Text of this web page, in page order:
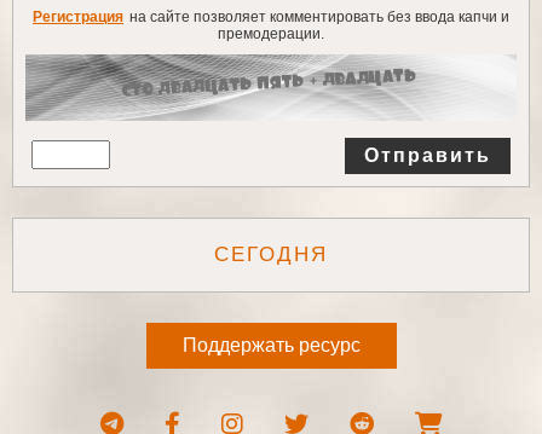
Регистрация на сайте позволяет комментировать без ввода капчи и
премодерации.
Отправить
СЕГОДНЯ
Поддержать ресурс